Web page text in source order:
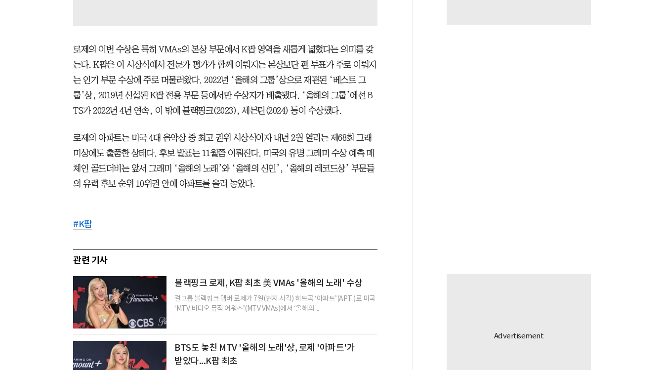
로제의 이번 수상은 특히 VMAs의 본상 부문에서 K팝 영역을 새롭게 넓혔다는 의미를 갖
는다. K팝은 이 시상식에서 전문가 평가가 함께 이뤄지는 본상보단 팬 투표가 주로 이뤄지
는 인기 부문 수상에 주로 머물러왔다. 2022년 ‘올해의 그룹’상으로 재편된 ‘베스트 그
룹’상, 2019년 신설된 K팝 전용 부문 등에서만 수상자가 배출됐다. ‘올해의 그룹’에선 B
TS가 2022년 4년 연속, 이 밖에 블랙핑크(2023), 세븐틴(2024) 등이 수상했다.
로제의 아파트는 미국 4대 음악상 중 최고 권위 시상식이자 내년 2월 열리는 제68회 그래
미상에도 출품한 상태다. 후보 발표는 11월쯤 이뤄진다. 미국의 유명 그래미 수상 예측 매
체인 골드더비는 앞서 그래미 ‘올해의 노래’와 ‘올해의 신인’, ‘올해의 레코드상’ 부문들
의 유력 후보 순위 10위권 안에 아파트를 올려 놓았다.
#K팝
관련 기사
블랙핑크 로제, K팝 최초 美 VMAs '올해의 노래' 수상
걸그룹 블랙핑크 멤버 로제가 7일(현지 시각) 히트곡 ‘아파트’(APT.)로 미국
‘MTV 비디오 뮤직 어워즈’(MTV VMAs)에서 ‘올해의 ...
BTS도 놓친 MTV '올해의 노래'상, 로제 '아파트'가
받았다...K팝 최초